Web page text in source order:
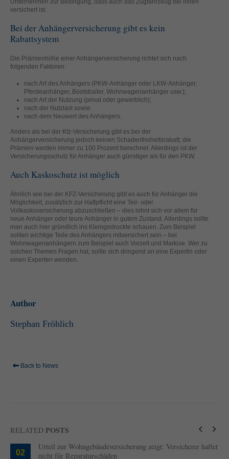
versichert ist.
Bei der Anhängerversicherung gibt es kein
Rabattsystem
Die Prämienhöhe einer Anhängerversicherung richtet sich nach
folgenden Faktoren:
nach Art des Anhängers (PKW-Anhänger oder LKW-Anhänger,
Pferdeanhänger, Bootstrailer, Wohnwagenanhänger usw.);
nach Art der Nutzung (privat oder gewerblich);
nach der Nutzlast sowie
nach dem Neuwert des Anhängers.
Anders als bei der Kfz-Versicherung gibt es bei der
Anhängerversicherung jedoch keinen Schadenfreiheitsrabatt; die
Prämien werden immer zu 100 Prozent berechnet. Allerdings ist der
Versicherungsschutz für Anhänger auch günstiger als für den PKW.
Auch Kaskoschutz ist möglich
Ähnlich wie bei der KFZ-Versicherung gibt es auch für Anhänger die
Möglichkeit, zusätzlich zur Haftpflicht eine Teil- oder
Vollkaskoversicherung abzuschließen – dies lohnt sich vor allem für
neue Anhänger oder teure Anhänger in gutem Zustand. Allerdings sollte
man auch hier gründlich ins Kleingedruckte schauen. Zum Beispiel
sollten wichtige Teile des Anhängers mitversichert sein – bei
Wohnwagenanhängern zum Beispiel auch Vorzelt und Markise. Wer zu
solchen Themen Fragen hat, sollte sich dringend an eine Expertin oder
einen Experten wenden.
Author
Stephan Fröhlich
Back to News
RELATED POSTS
02
Urteil zur Wohngebäudeversicherung zeigt: Versicherer haftet
nicht für Reparaturschäden
helfen, diese Website und Ihre Erfahrung zu verbessern.
Adressen), z. B. für personalisierte Anzeigen und Inhalte oder
Anzeigen- und Inhaltsmessung.
Weitere Informationen über die
Verwendung Ihrer Daten finden Sie in unserer
Datenschutzerklärung
Hier finden Sie eine Übersicht über alle verwendeten Cookies. Sie
können Ihre Einwilligung zu ganzen Kategorien geben oder sich
weitere Informationen anzeigen lassen und so nur bestimmte
Cookies auswählen.
Alle akzeptieren
Zurück Nur essenzielle Cookies akzeptieren
Datenschutzeinstellungen
Essenziell (1)
die einwandfreie Funktion der Website erforderlich.
Externe Medien (2)
Inhalte von Videoplattformen und Social-Media-Plattformen werden
standardmäßig blockiert. Wenn Cookies von externen Medien akzeptiert
werden, bedarf der Zugriff auf diese Inhalte keiner manuellen Einwilligung
mehr.